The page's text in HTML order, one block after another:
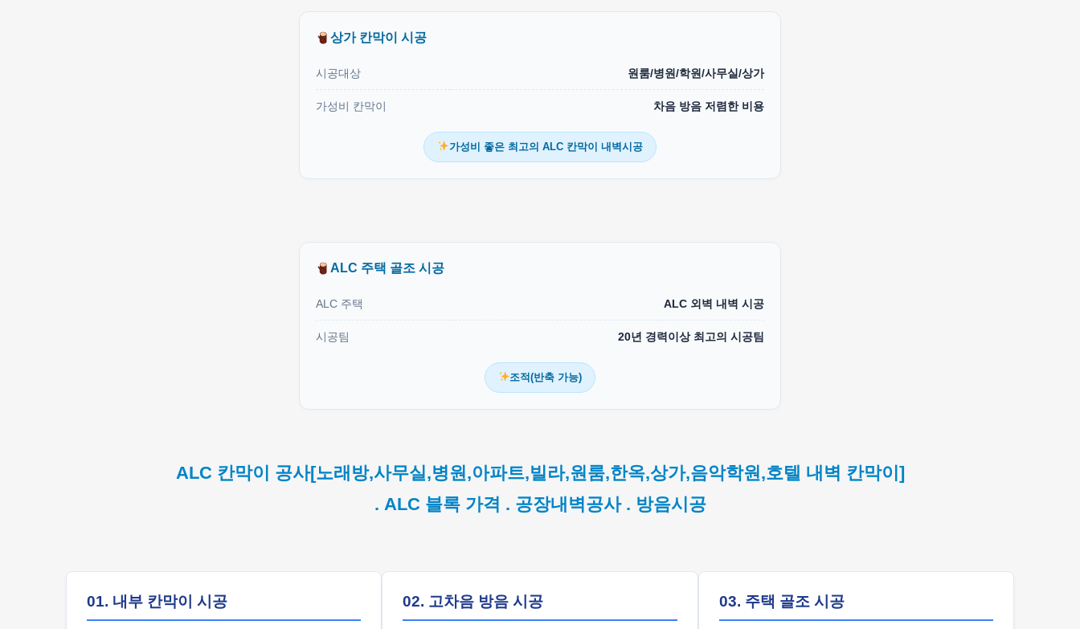
상가 칸막이 시공
시공대상 원룸/병원/학원/사무실/상가
가성비 칸막이 차음 방음 저렴한 비용
가성비 좋은 최고의 ALC 칸막이 내벽시공
ALC 주택 골조 시공
ALC 주택 ALC 외벽 내벽 시공
시공팀 20년 경력이상 최고의 시공팀
조적(반축 가능)
ALC 칸막이 공사[노래방,사무실,병원,아파트,빌라,원룸,한옥,상가,음악학원,호텔 내벽 칸막이]
. ALC 블록 가격 . 공장내벽공사 . 방음시공
01. 내부 칸막이 시공 02. 고차음 방음 시공 03. 주택 골조 시공